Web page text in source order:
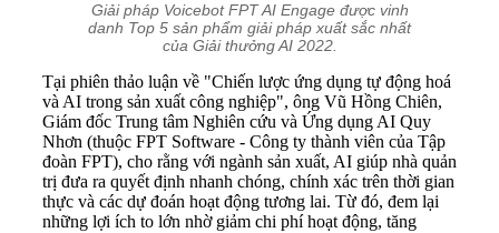
Giải pháp Voicebot FPT AI Engage được vinh
danh Top 5 sản phẩm giải pháp xuất sắc nhất
của Giải thưởng AI 2022.
Tại phiên thảo luận về "Chiến lược ứng dụng tự động hoá
và AI trong sản xuất công nghiệp", ông Vũ Hồng Chiên,
Giám đốc Trung tâm Nghiên cứu và Ứng dụng AI Quy
Nhơn (thuộc FPT Software - Công ty thành viên của Tập
đoàn FPT), cho rằng với ngành sản xuất, AI giúp nhà quản
trị đưa ra quyết định nhanh chóng, chính xác trên thời gian
thực và các dự đoán hoạt động tương lai. Từ đó, đem lại
những lợi ích to lớn nhờ giảm chi phí hoạt động, tăng